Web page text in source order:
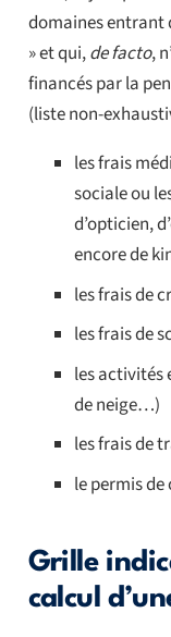
domaines entrant
» et qui,de facto,
financés par la
(liste non-
les frais
sociale ou
d’opticien,
encore de
les frais de
les frais de
les activités
de neige…)
les frais de
le permis
Grille
calcul